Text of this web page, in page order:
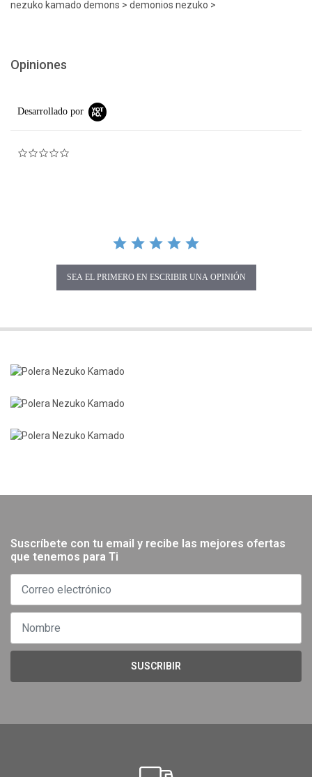
nezuko kamado demons > demonios nezuko >
Opiniones
Desarrollado por
SEA EL PRIMERO EN ESCRIBIR UNA OPINIÓN
Suscríbete con tu email y recibe las mejores ofertas
que tenemos para Ti
SUSCRIBIR